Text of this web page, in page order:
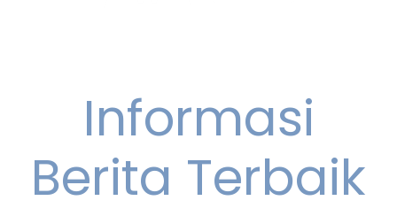
Informasi
Berita Terbaik